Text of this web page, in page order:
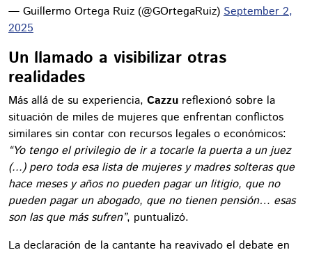
— Guillermo Ortega Ruiz (@GOrtegaRuiz) September 2,
2025
Un llamado a visibilizar otras
realidades
Más allá de su experiencia, Cazzu reflexionó sobre la
situación de miles de mujeres que enfrentan conflictos
similares sin contar con recursos legales o económicos:
“Yo tengo el privilegio de ir a tocarle la puerta a un juez
(...) pero toda esa lista de mujeres y madres solteras que
hace meses y años no pueden pagar un litigio, que no
pueden pagar un abogado, que no tienen pensión… esas
son las que más sufren”, puntualizó.
La declaración de la cantante ha reavivado el debate en